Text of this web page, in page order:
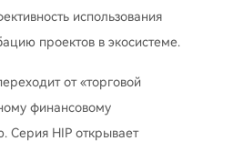
использования
проектов в экосистеме.
от «торговой
финансовому
Серия HIP открывает